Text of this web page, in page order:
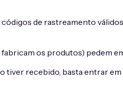
de rastreamento
os produtos) pedem
tiver recebido, basta entrar